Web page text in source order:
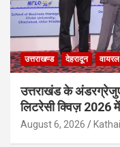
उत्तराखण्ड देहरादून
उत्तराखंड के
लिटरेसी क्विज़ 2026
August 6, 2026